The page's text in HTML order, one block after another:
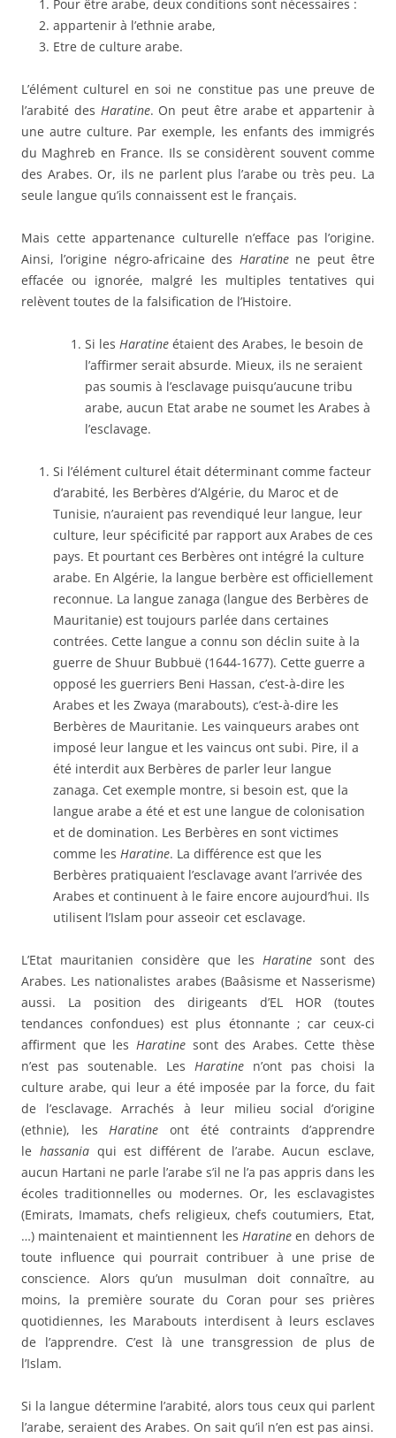
Pour être arabe, deux conditions sont nécessaires :
appartenir à l’ethnie arabe,
Etre de culture arabe.
L’élément culturel en soi ne constitue pas une preuve de
l’arabité des Haratine. On peut être arabe et appartenir à
une autre culture. Par exemple, les enfants des immigrés
du Maghreb en France. Ils se considèrent souvent comme
des Arabes. Or, ils ne parlent plus l’arabe ou très peu. La
seule langue qu’ils connaissent est le français.
Mais cette appartenance culturelle n’efface pas l’origine.
Ainsi, l’origine négro-africaine des Haratinene peut être
effacée ou ignorée, malgré les multiples tentatives qui
relèvent toutes de la falsification de l’Histoire.
Si les Haratine étaient des Arabes, le besoin de
l’affirmer serait absurde. Mieux, ils ne seraient
pas soumis à l’esclavage puisqu’aucune tribu
arabe, aucun Etat arabe ne soumet les Arabes à
l’esclavage.
Si l’élément culturel était déterminant comme facteur
d’arabité, les Berbères d’Algérie, du Maroc et de
Tunisie, n’auraient pas revendiqué leur langue, leur
culture, leur spécificité par rapport aux Arabes de ces
pays. Et pourtant ces Berbères ont intégré la culture
arabe. En Algérie, la langue berbère est officiellement
reconnue. La langue zanaga (langue des Berbères de
Mauritanie) est toujours parlée dans certaines
contrées. Cette langue a connu son déclin suite à la
guerre de Shuur Bubbuë (1644-1677). Cette guerre a
opposé les guerriers Beni Hassan, c’est-à-dire les
Arabes et les Zwaya (marabouts), c’est-à-dire les
Berbères de Mauritanie. Les vainqueurs arabes ont
imposé leur langue et les vaincus ont subi. Pire, il a
été interdit aux Berbères de parler leur langue
zanaga. Cet exemple montre, si besoin est, que la
langue arabe a été et est une langue de colonisation
et de domination. Les Berbères en sont victimes
comme les Haratine. La différence est que les
Berbères pratiquaient l’esclavage avant l’arrivée des
Arabes et continuent à le faire encore aujourd’hui. Ils
utilisent l’Islam pour asseoir cet esclavage.
L’Etat mauritanien considère que lesHaratine sont des
Arabes. Les nationalistes arabes (Baâsisme et Nasserisme)
aussi. La position des dirigeants d’EL HOR (toutes
tendances confondues) est plus étonnante ; car ceux-ci
affirment que les Haratinesont des Arabes. Cette thèse
n’est pas soutenable. Les Haratine n’ont pas choisi la
culture arabe, qui leur a été imposée par la force, du fait
de l’esclavage. Arrachés à leur milieu social d’origine
(ethnie), lesHaratine ont été contraints d’apprendre
le hassaniaqui est différent de l’arabe. Aucun esclave,
aucun Hartani ne parle l’arabe s’il ne l’a pas appris dans les
écoles traditionnelles ou modernes. Or, les esclavagistes
(Emirats, Imamats, chefs religieux, chefs coutumiers, Etat,
…) maintenaient et maintiennent les Haratineen dehors de
toute influence qui pourrait contribuer à une prise de
conscience. Alors qu’un musulman doit connaître, au
moins, la première sourate du Coran pour ses prières
quotidiennes, les Marabouts interdisent à leurs esclaves
de l’apprendre. C’est là une transgression de plus de
l’Islam.
Si la langue détermine l’arabité, alors tous ceux qui parlent
l’arabe, seraient des Arabes. On sait qu’il n’en est pas ainsi.